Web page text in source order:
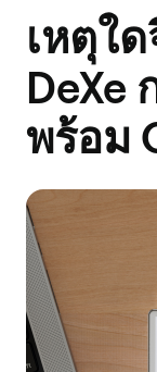
เหตุใ
DeXe
พร้อม